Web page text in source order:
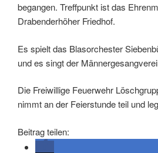
begangen. Treffpunkt ist das
Drabenderhöher Friedhof.
Es spielt das Blasorchester
und es singt der
Die Freiwillige Feuerwehr
nimmt an der Feierstunde teil und
Beitrag teilen: